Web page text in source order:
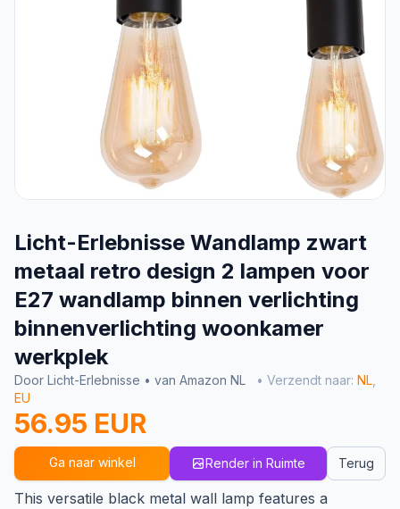
Licht-Erlebnisse Wandlamp zwart
metaal retro design 2 lampen voor
E27 wandlamp binnen verlichting
binnenverlichting woonkamer
werkplek
Door Licht-Erlebnisse • van Amazon NL • Verzendt naar: NL
EU
56.95 EUR
Ga naar winkel Render in Ruimte Terug
This versatile black metal wall lamp features a